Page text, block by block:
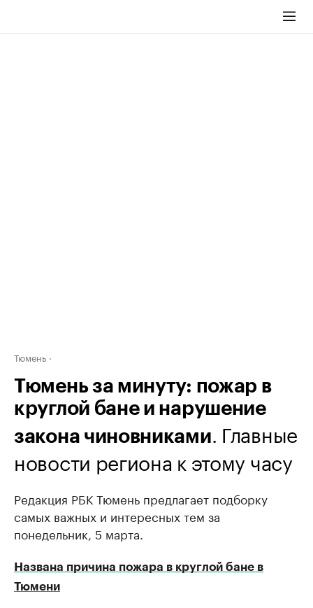
Тюмень
Тюмень за минуту: пожар в
круглой бане и нарушение
закона чиновниками. Главные
новости региона к этому часу
Редакция РБК Тюмень предлагает подборку
самых важных и интересных тем за
понедельник, 5 марта.
Названа причина пожара в круглой бане в
Тюмени